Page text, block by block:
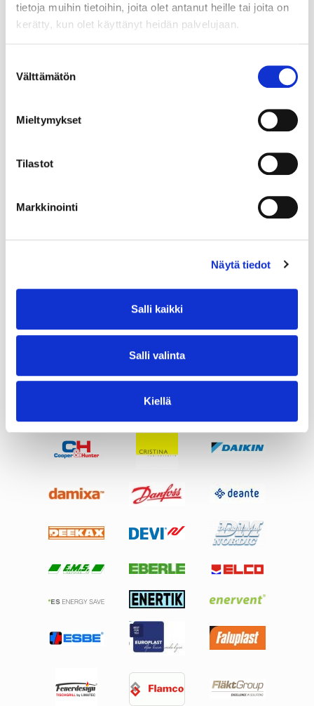
tietoja muihin tietoihin, joita olet antanut heille tai joita on
kerätty, kun olet käyttänyt heidän palvelujaan.
valinta
Välttämätön
Mieltymykset
Tilastot
Markkinointi
Näytä tiedot
Salli kaikki
Salli valinta
Kiellä